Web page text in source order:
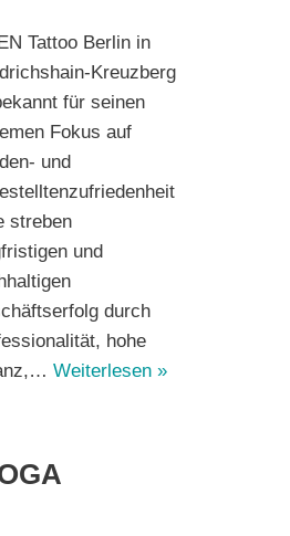
Tattoo Berlin in
Kreuzberg
für seinen
Fokus auf
und
streben
und
durch
hohe
Weiterlesen »